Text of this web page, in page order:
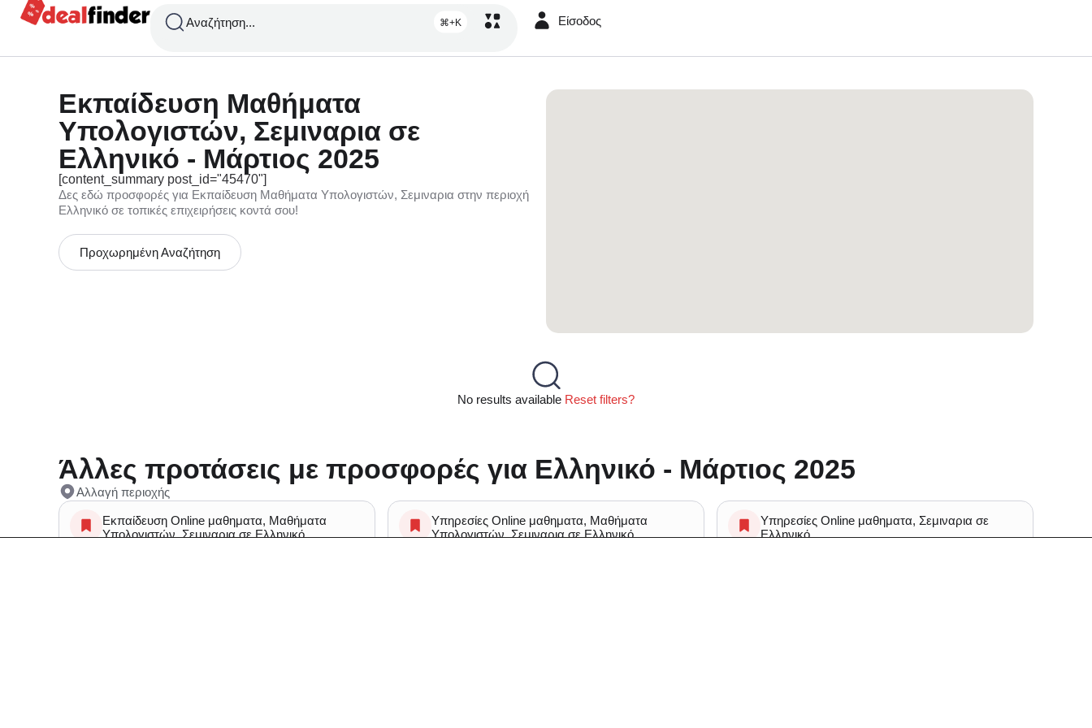
Αναζήτηση... ⌘+K Είσοδος
Εκπαίδευση Μαθήματα
Υπολογιστών, Σεμιναρια σε
Ελληνικό - Μάρτιος 2025
[content_summary post_id="45470"]
Δες εδώ προσφορές για Εκπαίδευση Μαθήματα Υπολογιστών, Σεμιναρια στην περιοχή
Ελληνικό σε τοπικές επιχειρήσεις κοντά σου!
Προχωρημένη Αναζήτηση
No results available Reset filters?
Άλλες προτάσεις με προσφορές για Ελληνικό - Μάρτιος 2025
Αλλαγή περιοχής
Εκπαίδευση Online μαθηματα, Μαθήματα
Υπολογιστών, Σεμιναρια σε Ελληνικό
Υπηρεσίες Online μαθηματα, Μαθήματα
Υπολογιστών, Σεμιναρια σε Ελληνικό
Υπηρεσίες Online μαθηματα, Σεμιναρια σε
Ελληνικό